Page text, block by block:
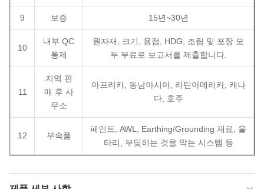
9 보증 15년~30년
10
내부 QC
통제
원자재, 크기, 용접, HDG, 조립 및 포장 모
두 무료로 보고서를 제출합니다.
11
지역 판
매 후 사
무소
아프리카, 동남아시아, 라틴아메리카, 캐나
다, 호주
12 부속품
페인트, AWL, Earthing/Grounding 재료, 울
타리, 부딪히는 것을 막는 시스템 등